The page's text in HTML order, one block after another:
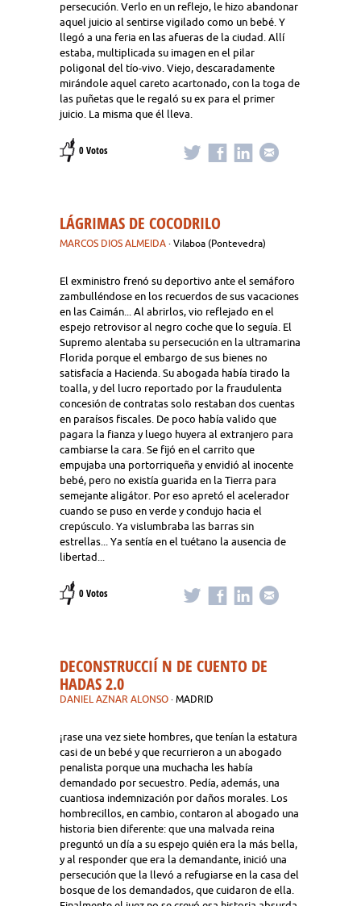
persecución. Verlo en un reflejo, le hizo abandonar
aquel juicio al sentirse vigilado como un bebé. Y
llegó a una feria en las afueras de la ciudad. Allí
estaba, multiplicada su imagen en el pilar
poligonal del tío-vivo. Viejo, descaradamente
mirándole aquel careto acartonado, con la toga de
las puñetas que le regaló su ex para el primer
juicio. La misma que él lleva.
0 Votos
LÁGRIMAS DE COCODRILO
MARCOS DIOS ALMEIDA · Vilaboa (Pontevedra)
El exministro frenó su deportivo ante el semáforo
zambulléndose en los recuerdos de sus vacaciones
en las Caimán... Al abrirlos, vio reflejado en el
espejo retrovisor al negro coche que lo seguía. El
Supremo alentaba su persecución en la ultramarina
Florida porque el embargo de sus bienes no
satisfacía a Hacienda. Su abogada había tirado la
toalla, y del lucro reportado por la fraudulenta
concesión de contratas solo restaban dos cuentas
en paraísos fiscales. De poco había valido que
pagara la fianza y luego huyera al extranjero para
cambiarse la cara. Se fijó en el carrito que
empujaba una portorriqueña y envidió al inocente
bebé, pero no existía guarida en la Tierra para
semejante aligátor. Por eso apretó el acelerador
cuando se puso en verde y condujo hacia el
crepúsculo. Ya vislumbraba las barras sin
estrellas... Ya sentía en el tuétano la ausencia de
libertad...
0 Votos
DECONSTRUCCIÍ N DE CUENTO DE
HADAS 2.0
DANIEL AZNAR ALONSO · MADRID
¡rase una vez siete hombres, que tenían la estatura
casi de un bebé y que recurrieron a un abogado
penalista porque una muchacha les había
demandado por secuestro. Pedía, además, una
cuantiosa indemnización por daños morales. Los
hombrecillos, en cambio, contaron al abogado una
historia bien diferente: que una malvada reina
preguntó un día a su espejo quién era la más bella,
y al responder que era la demandante, inició una
persecución que la llevó a refugiarse en la casa del
bosque de los demandados, que cuidaron de ella.